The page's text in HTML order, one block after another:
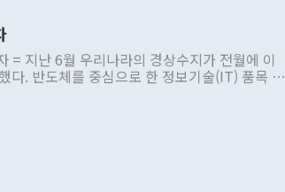
적 구상'이라는 비판을 내놨다. 그동안 정 장
물의를 빚은 적은 여러 번 있지만 대통령과 유
부정적 입장을 표명한 것은 이례적이다. 정 장
월권을 제어해야 한다는 목소리도 높아지고 있
= 지난 6월 우리나라의 경상수지가 전월에 이
다. 반도체를 중심으로 한 정보기술(IT) 품목 수